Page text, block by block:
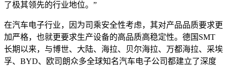
了极其领先的行业地位。”
在汽车电子行业，因为司乘安全性考虑，其对产品品质要求更
加严格，也就更要求生产设备的高品质高稳定性。德国SMT
长期以来，与博世、大陆、海拉、贝尔海拉、万都海拉、采埃
孚、BYD、欧司朗众多全球知名汽车电子公司都建立了深度